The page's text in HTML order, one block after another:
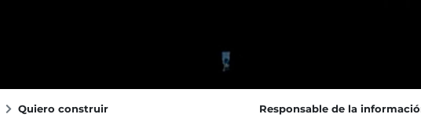
Quiero construir Responsable de la